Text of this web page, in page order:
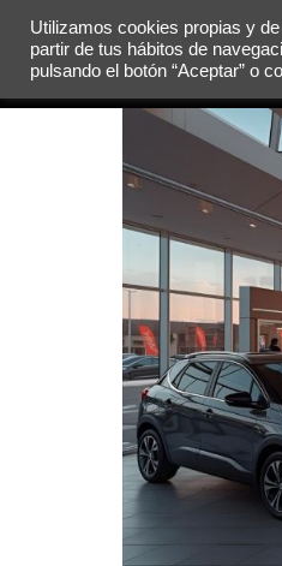
MENÚ
Utilizamos cookies propias y
partir de tus hábitos de
pulsando el botón “Aceptar” o